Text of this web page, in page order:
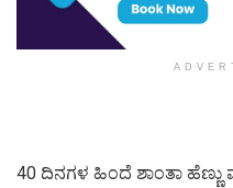
40 ದಿನಗಳ ಹಿಂದೆ ಶಾಂತಾ ಹೆಣ್ಣು